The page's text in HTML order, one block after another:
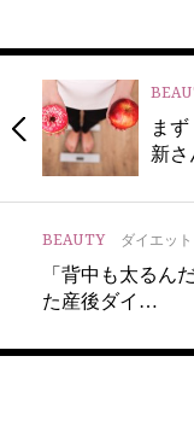
ま
新
BEAUTY ダイエット
「背中も太るん
た産後ダイ…